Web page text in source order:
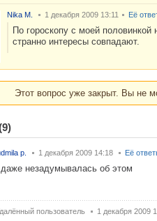
Nika M. 1 декабря 2009 13:11 Её
По гороскопу с моей
странно интересы совпадают.
Этот вопрос уже закрыт. Вы не
p. 1 декабря 2009 14:18 Её
даже незадумывалась об этом
пользователь 1 декабря 2009